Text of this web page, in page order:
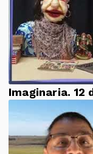
Imaginaria. 12